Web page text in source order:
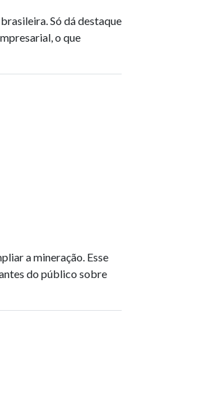
Só dá destaque
o que
a mineração. Esse
do público sobre